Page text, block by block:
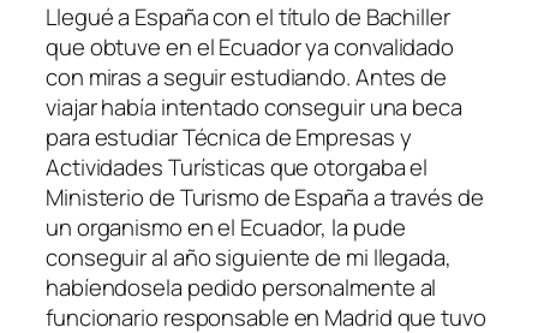
Llegué a España con el título de Bachiller
que obtuve en el Ecuador ya convalidado
con miras a seguir estudiando. Antes de
viajar había intentado conseguir una beca
para estudiar Técnica de Empresas y
Actividades Turísticas que otorgaba el
Ministerio de Turismo de España a través de
un organismo en el Ecuador, la pude
conseguir al año siguiente de mi llegada,
habíendosela pedido personalmente al
funcionario responsable en Madrid que tuvo